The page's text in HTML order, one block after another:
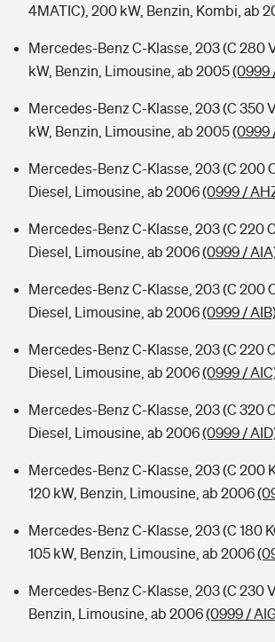
4MATIC), 200 kW, Benzin, Kombi, ab
Mercedes-Benz C-Klasse, 203 (C 280
kW, Benzin, Limousine, ab 2005(0999
Mercedes-Benz C-Klasse, 203 (C 350
kW, Benzin, Limousine, ab 2005(0999
Mercedes-Benz C-Klasse, 203 (C 200
Diesel, Limousine, ab 2006(0999 /
Mercedes-Benz C-Klasse, 203 (C 220
Diesel, Limousine, ab 2006(0999 /
Mercedes-Benz C-Klasse, 203 (C 200
Diesel, Limousine, ab 2006(0999 /
Mercedes-Benz C-Klasse, 203 (C 220
Diesel, Limousine, ab 2006(0999 /
Mercedes-Benz C-Klasse, 203 (C 320
Diesel, Limousine, ab 2006(0999 /
Mercedes-Benz C-Klasse, 203 (C 200
120 kW, Benzin, Limousine, ab 2006
Mercedes-Benz C-Klasse, 203 (C 180
105 kW, Benzin, Limousine, ab 2006
Mercedes-Benz C-Klasse, 203 (C 230
Benzin, Limousine, ab 2006(0999 /